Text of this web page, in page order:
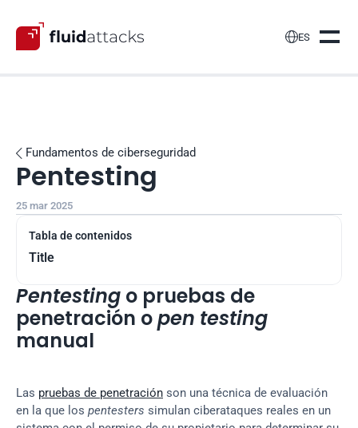
ES
Tabla de contenidos
Title
 Fundamentos de ciberseguridad
Pentesting
25 mar 2025
Pentesting o pruebas de
penetración o pen testing
manual
Las pruebas de penetración son una técnica de evaluación
en la que los pentesters simulan ciberataques reales en un